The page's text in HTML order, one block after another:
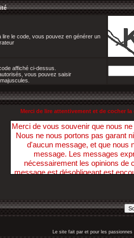
le code, vous pouvez en générer un
affiché ci-dessus.
vous pouvez saisir
Merci de lire attentivement et de cocher
Merci de vous souvenir que nous
Nous ne nous portons pas garant
d'aucun message, et que nous
message. Les messages
nécessairement les opinions de
message est désobligeant est
pas ces Forums pour poster
diffamatoire, inexacte, abusive,
Le site fait par et pour les